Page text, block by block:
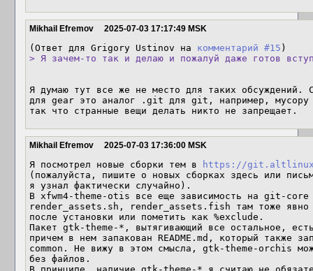
Mikhail Efremov 2025-07-03 17:17:49 MSK
(Ответ для Grigory Ustinov на комментарий #15
> Я зачем-то так и делаю и пожалуй даже готов
Я думаю тут все же не место для таких обсуждений.
для gear это аналог .git для git, например, мусору
так что странные вещи делать никто не запрещает.
Mikhail Efremov 2025-07-03 17:36:00 MSK
Я посмотрел новые сборки тем в
https://
(пожалуйста, пишите о новых сборках здесь или
я узнал фактически случайно).
В xfwm4-theme-otis все еще зависимость на git-core
render_assets.sh, render_assets.fish там тоже явно
после установки или пометить как %exclude.
Пакет gtk-theme-*, вытягивающий все остальное,
причем в нем запакован README.md, который также
common. Не вижу в этом смысла, gtk-theme-orchis
без файлов.